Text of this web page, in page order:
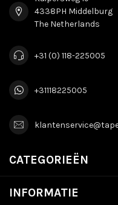
4338PH Middelburg
The Netherlands
+31 (0) 118-225005
+31118225005
CATEGORIEËN
INFORMATIE